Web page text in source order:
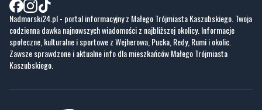
Nadmorski24.pl - portal informacyjny z Małego Trójmiasta Kaszubskiego. Twoja
codzienna dawka najnowszych wiadomości z najbliższej okolicy. Informacje
społeczne, kulturalne i sportowe z Wejherowa, Pucka, Redy, Rumi i okolic.
Zawsze sprawdzone i aktualne info dla mieszkańców Małego Trójmiasta
Kaszubskiego.